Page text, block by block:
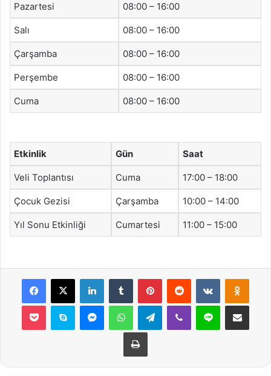
Pazartesi 08:00 – 16:00
Salı 08:00 – 16:00
Çarşamba 08:00 – 16:00
Perşembe 08:00 – 16:00
Cuma 08:00 – 16:00
Etkinlik Gün Saat
Veli Toplantısı Cuma 17:00 – 18:00
Çocuk Gezisi Çarşamba 10:00 – 14:00
Yıl Sonu Etkinliği Cumartesi 11:00 – 15:00
Facebook
X LinkedInTumblr PinterestReddit VKontakte
Pocket Skype MessengerWhatsAppTelegramViber Line E-Posta ile
Yazdır